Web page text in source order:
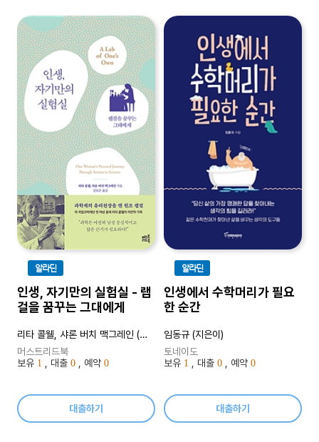
알라딘
인생, 자기만의 실험실 - 랩
걸을 꿈꾸는 그대에게
리타 콜웰, 샤론 버치 맥그레인 (지은이), 김보은 (옮긴이)
머스트리드북
보유 1 , 대출 0 , 예약 0
대출하기
알라딘
인생에서 수학머리가 필요
한 순간
임동규 (지은이)
토네이도
보유 1 , 대출 0 , 예약 0
대출하기